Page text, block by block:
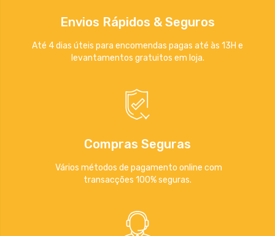
Envios Rápidos & Seguros
Até 4 dias úteis para encomendas pagas até às 13H e
levantamentos gratuitos em loja.
Compras Seguras
Vários métodos de pagamento online com
transacções 100% seguras.